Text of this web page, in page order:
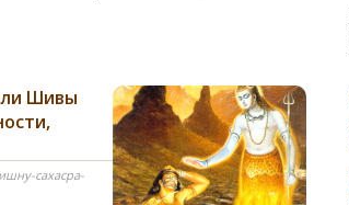
Шивы
сахасра-